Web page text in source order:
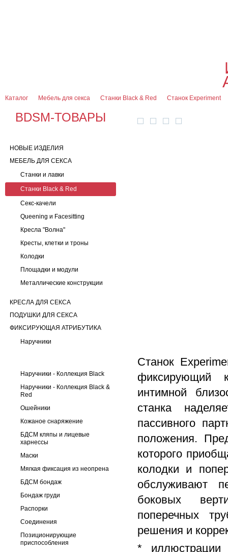
Каталог Мебель для секса Станки Black & Red Станок Experiment
BDSM-ТОВАРЫ
НОВЫЕ ИЗДЕЛИЯ
МЕБЕЛЬ ДЛЯ СЕКСА
Станки и лавки
Станки Black & Red
Секс-качели
Queening и Facesitting
Кресла "Волна"
Кресты, клетки и троны
Колодки
Площадки и модули
Металлические конструкции
КРЕСЛА ДЛЯ СЕКСА
ПОДУШКИ ДЛЯ СЕКСА
ФИКСИРУЮЩАЯ АТРИБУТИКА
Наручники
Наручники - Коллекция Black
Наручники - Коллекция Black &
Red
Ошейники
Кожаное снаряжение
БДСМ кляпы и лицевые
харнессы
Маски
Мягкая фиксация из неопрена
БДСМ бондаж
Бондаж груди
Распорки
Соединения
Позиционирующие
приспособления
Станок
фиксирующий
интимной
станка
пассивного
положения.
которого
колодки и
обслуживают
боковых
поперечных
решения и
* иллюстрации